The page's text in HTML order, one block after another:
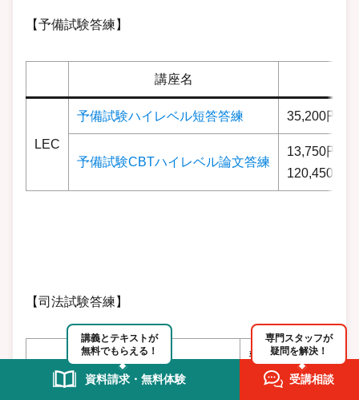
【予備試験答練】
講座名
LEC
予備試験ハイレベル短答答練 35,200円〜
予備試験CBTハイレベル論文答練
13,750円～
120,450円
【司法試験答練】
講座名 費用
講義とテキストが
無料でもらえる！
資料請求・無料体験
専門スタッフが
疑問を解決！
受講相談